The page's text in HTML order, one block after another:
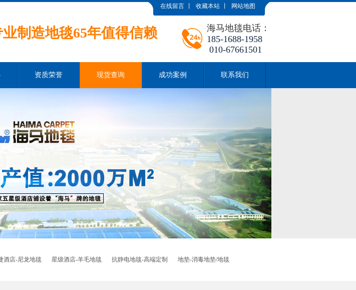
在线留言 收藏本站 网站地图
制造地毯65年值得信赖
海马地毯电话：
185-1688-1958
010-67661501
资质荣誉 现货查询 成功案例 联系我们
酒店-尼龙地毯 星级酒店-羊毛地毯 抗静电地毯-高端定制 地垫-消毒地垫/地毯